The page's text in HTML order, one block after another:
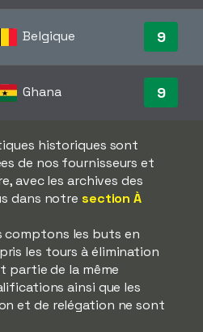
Belgique 9
Ghana 9
historiques sont
de nos fournisseurs et
avec les archives des
dans notre section À
comptons les buts en
les tours à élimination
partie de la même
ainsi que les
et de relégation ne sont